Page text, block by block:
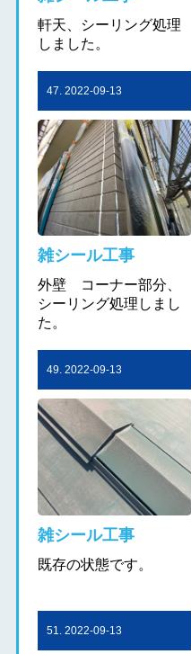
軒天、シーリング処理
しました。
47. 2022-09-13
雑シール工事
外壁 コーナー部分、
シーリング処理しまし
た。
49. 2022-09-13
雑シール工事
既存の状態です。
51. 2022-09-13